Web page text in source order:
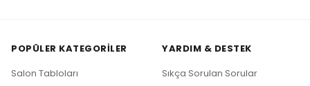
POPÜLER KATEGORILER
Salon Tabloları
YARDIM & DESTEK
Sıkça Sorulan Sorular